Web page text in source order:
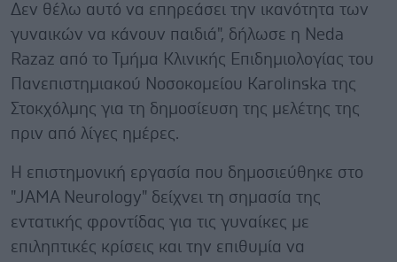
Δεν θέλω αυτό να επηρεάσει την ικανότητα των
γυναικών να κάνουν παιδιά", δήλωσε η Neda
Razaz από το Τμήμα Κλινικής Επιδημιολογίας του
Πανεπιστημιακού Νοσοκομείου Karolinska της
Στοκχόλμης για τη δημοσίευση της μελέτης της
πριν από λίγες ημέρες.
Η επιστημονική εργασία που δημοσιεύθηκε στο
"JAMA Neurology" δείχνει τη σημασία της
εντατικής φροντίδας για τις γυναίκες με
επιληπτικές κρίσεις και την επιθυμία να